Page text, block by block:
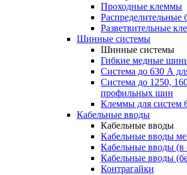
Проходные клеммы
Распределительные
Разветвительные
Шинные системы
Шинные системы
Гибкие медные
Система до 630 А
Система до 1250,
профильных шин
Клеммы для систем
Кабельные вводы
Кабельные вводы
Кабельные вводы
Кабельные вводы (в
Кабельные вводы
Контрагайки